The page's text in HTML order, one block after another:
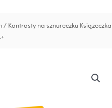
/ Kontrasty na sznureczku Książeczka